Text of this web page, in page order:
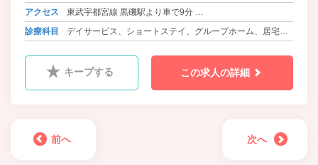
アクセス
東武宇都宮線 黒磯駅より車で9分
宇都宮線 那須塩原駅より車で9分
診療科目
デイサービス、ショートステイ、グループホーム、居宅支
キープする この求人の詳細
前へ 次へ